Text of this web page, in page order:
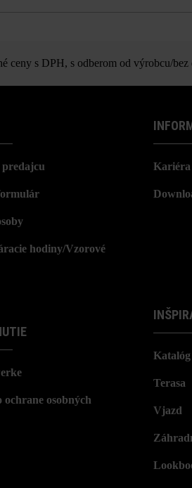
ceny s DPH, s odberom od výrobcu/
hodiny/Vzorové
ochrane osobných
Kariéra
Katalóg
Terasa
Vjazd